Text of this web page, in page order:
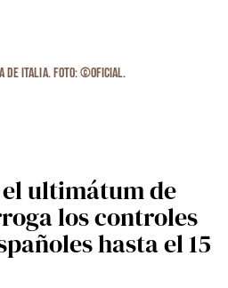
ultimátum de
los controles
hasta el 15